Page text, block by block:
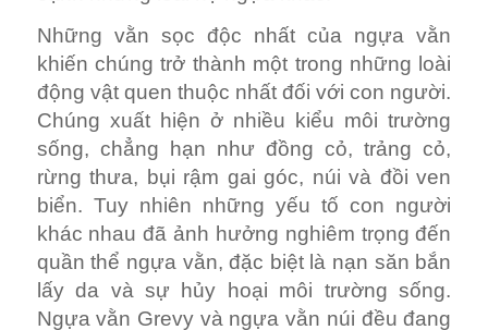
Những vằn sọc độc nhất của ngựa vằn
khiến chúng trở thành một trong những loài
động vật quen thuộc nhất đối với con người.
Chúng xuất hiện ở nhiều kiểu môi trường
sống, chẳng hạn như đồng cỏ, trảng cỏ,
rừng thưa, bụi rậm gai góc, núi và đồi ven
biển. Tuy nhiên những yếu tố con người
khác nhau đã ảnh hưởng nghiêm trọng đến
quần thể ngựa vằn, đặc biệt là nạn săn bắn
lấy da và sự hủy hoại môi trường sống.
Ngựa vằn Grevy và ngựa vằn núi đều đang